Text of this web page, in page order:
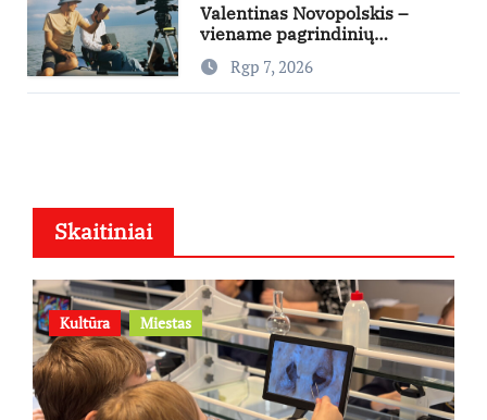
Valentinas Novopolskis –
viename pagrindinių
vaidmenų penkių šalių filme
„Nugalėtoja“: Lietuvos kino
teatruose – nuo rugpjūčio 7-
Rgp 7, 2026
Skaitiniai
Kultūra Miestas